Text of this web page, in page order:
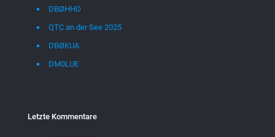
DBØHHO
QTC an der See 2025
DBØKUA
DM0LUE
Letzte Kommentare